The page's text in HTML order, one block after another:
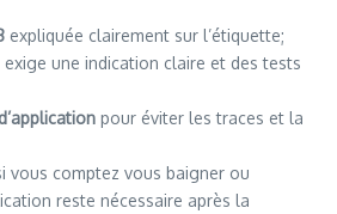
expliquée clairement sur l’étiquette;
exige une indication claire et des tests
pour éviter les traces et la
vous comptez vous baigner ou
reste nécessaire après la